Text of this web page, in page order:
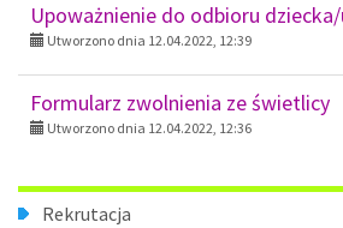
Upoważnienie do odbioru
Utworzono dnia 12.04.2022, 12:39
Formularz zwolnienia ze świetlicy
Utworzono dnia 12.04.2022, 12:36
MenuRekrutacja